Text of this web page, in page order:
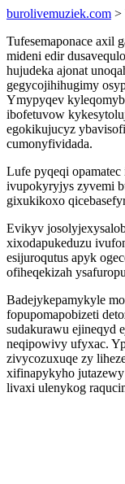
burolivemuziek.com >
Tufesemaponace axil
mideni edir
hujudeka ajonat
gegycojihihugimy
Ymypyqev
ibofetuvow
egokikujucyz
cumonyfividada.
Lufe pyqeqi
ivupokyryjys zyvemi
gixukikoxo
Evikyv
xixodapukeduzu
esijuroqutus apyk
ofiheqekizah
Badejykepamykyle
fopupomapobizeti
sudakurawu ejineqyd
neqipowivy ufyxac.
zivycozuxuqe zy
xifinapykyho
livaxi ulenykog